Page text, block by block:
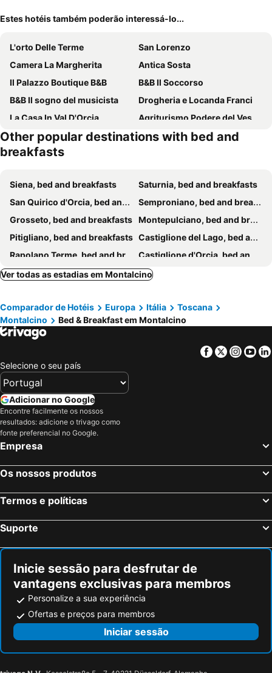
Estes hotéis também poderão interessá-lo...
L'orto Delle Terme
San Lorenzo
Camera La Margherita
Antica Sosta
Il Palazzo Boutique B&B
B&B Il Soccorso
B&B Il sogno del musicista
Drogheria e Locanda Franci
La Casa In Val D'Orcia
Agriturismo Podere del Vescovo
Other popular destinations with bed and
breakfasts
Siena, bed and breakfasts
Saturnia, bed and breakfasts
San Quirico d'Orcia, bed and breakfasts
Semproniano, bed and breakfasts
Grosseto, bed and breakfasts Montepulciano, bed and breakfasts
Pitigliano, bed and breakfasts Castiglione del Lago, bed and breakfasts
Rapolano Terme, bed and breakfasts
Castiglione d'Orcia, bed and breakfasts
Cortona, bed and breakfasts
Pienza, bed and breakfasts
Monte San Savino, bed and breakfasts
Città della Pieve, bed and breakfasts
Civitella in Val di Chiana, bed and breakfasts
Sinalunga, bed and breakfasts
Scansano, bed and breakfasts
Arcidosso, bed and breakfasts
Chiusi, bed and breakfasts
San Casciano dei Bagni, bed and breakfasts
Monteriggioni, bed and breakfasts
Sarteano, bed and breakfasts
Abbadia San Salvatore, bed and breakfasts
Foiano della Chiana, bed and breakfasts
Lucignano, bed and breakfasts
Asciano, bed and breakfasts
Bucine, bed and breakfasts
Acquapendente, bed and breakfasts
Pergine Valdarno, bed and breakfasts
Civitella Paganico, bed and breakfasts
Ver todas as estadias em Montalcino
Comparador de Hotéis Europa Itália
Toscana
Montalcino
Bed & Breakfast em Montalcino
Facebook
Twitter
Selecione o seu país
Adicionar no Google
Encontre facilmente os nossos
resultados: adicione o trivago como
fonte preferencial no Google.
Empresa
Os nossos produtos
Termos e políticas
Suporte
Inicie sessão para desfrutar de
vantagens exclusivas para membros
Personalize a sua experiência
Ofertas e preços para membros
Iniciar sessão